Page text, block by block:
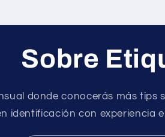
Sobre
donde conocerás más tips
identificación con experiencia